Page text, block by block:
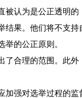
认为是公正透明的
果。他们将不支
的公正原则。
合理的范围。此
强对选举过程的